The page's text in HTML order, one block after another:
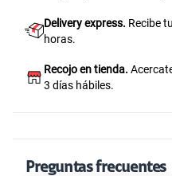
Delivery express. Recibe
horas.
Recojo en tienda.
3 días hábiles.
Preguntas frecuentes